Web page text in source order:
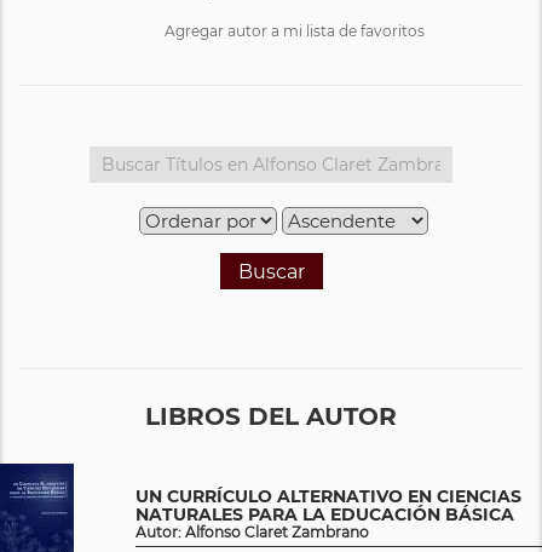
Agregar autor a mi lista de favoritos
Buscar
LIBROS DEL AUTOR
UN CURRÍCULO ALTERNATIVO EN CIENCIAS
NATURALES PARA LA EDUCACIÓN BÁSICA
Autor: Alfonso Claret Zambrano